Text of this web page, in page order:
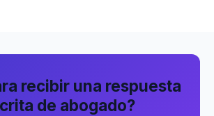
recibir una respuesta
de abogado?